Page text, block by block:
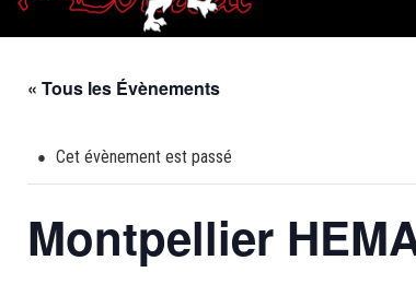
« Tous les Évènements
Cet évènement est passé
Montpellier